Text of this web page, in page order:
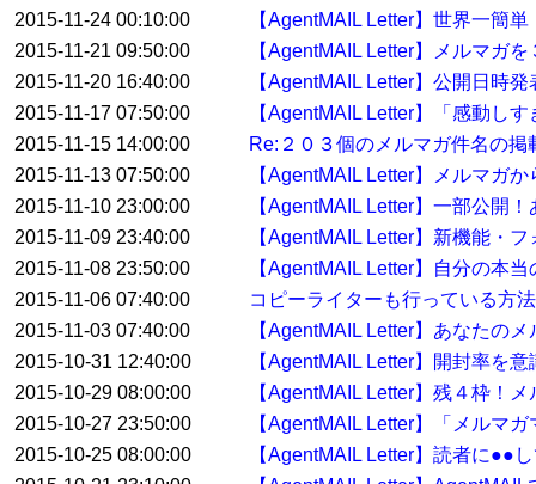
2015-11-24 00:10:00
【AgentMAIL Letter】世界一簡
2015-11-21 09:50:00
【AgentMAIL Letter】メルマガ
2015-11-20 16:40:00
【AgentMAIL Letter】公開日時
2015-11-17 07:50:00
【AgentMAIL Letter】「感動し
2015-11-15 14:00:00
Re:２０３個のメルマガ件名の
2015-11-13 07:50:00
【AgentMAIL Letter】メルマガ
2015-11-10 23:00:00
【AgentMAIL Letter】一部公開
2015-11-09 23:40:00
【AgentMAIL Letter】新機能・
2015-11-08 23:50:00
【AgentMAIL Letter】自分の本
2015-11-06 07:40:00
コピーライターも行っている方
2015-11-03 07:40:00
【AgentMAIL Letter】あなたの
2015-10-31 12:40:00
【AgentMAIL Letter】開封率を
2015-10-29 08:00:00
【AgentMAIL Letter】残４枠！
2015-10-27 23:50:00
【AgentMAIL Letter】「メルマ
2015-10-25 08:00:00
【AgentMAIL Letter】読者に●●